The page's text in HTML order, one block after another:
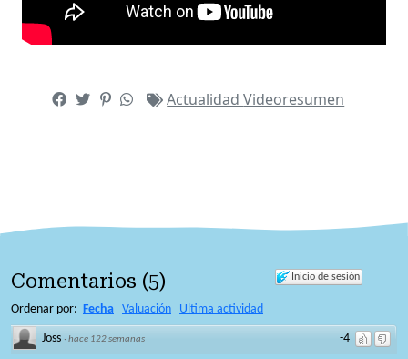
ActualidadVideoresumen
Inicio de sesión
Comentarios (5)
Ordenar por: Fecha Valuación Ultima actividad
-4
Joss ·hace 122 semanas